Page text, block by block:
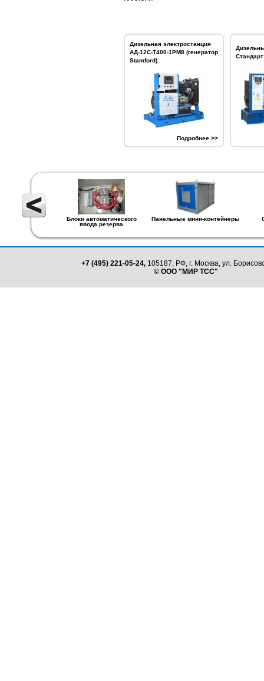
Дизельная электростанция
АД-12С-Т400-1РМ8 (генератор
Stamford)
Подробнее >>
Блоки автоматического
ввода резерва
Панельные мини-контейнеры
+7 (495) 221-05-24, 105187, РФ, г. Москва, ул.
© ООО "МИР ТСС"